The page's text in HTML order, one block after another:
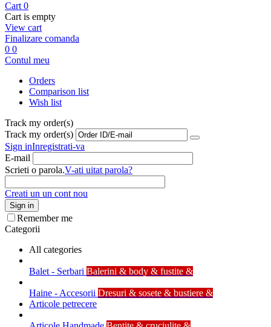
Cart 0
Cart is empty
View cart
Finalizare comanda
0 0
Contul meu
Orders
Comparison list
Wish list
Track my order(s)
Track my order(s)
Sign inInregistrati-va
E-mail
Scrieti o parola.V-ati uitat parola?
Creati un un cont nou
Sign in
Remember me
Categorii
All categories
Balet - Serbari Balerini & body & fustite &
Haine - Accesorii Dresuri & sosete & bustiere &
Articole petrecere